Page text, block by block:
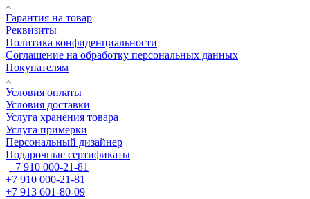
Гарантия на товар
Реквизиты
Политика конфиденциальности
Соглашение на обработку персональных данных
Покупателям
Условия оплаты
Условия доставки
Услуга хранения товара
Услуга примерки
Персональный дизайнер
Подарочные сертификаты
+7 910 000-21-81
+7 910 000-21-81
+7 913 601-80-09